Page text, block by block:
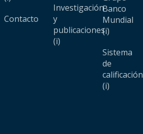
Contacto
Investigación
y
publicaciones
(i)
Banco
Mundial
(i)
Sistema
de
calificación
(i)